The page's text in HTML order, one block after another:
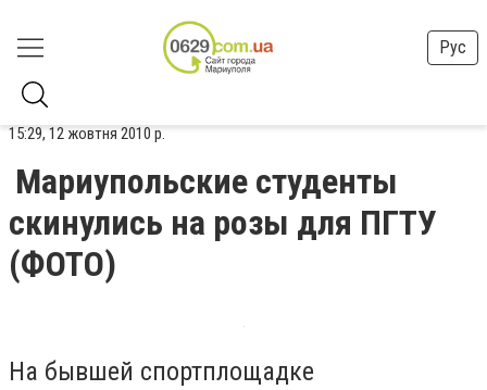
Рус
15:29, 12 жовтня 2010 р.
Мариупольские студенты
скинулись на розы для ПГТУ
(ФОТО)
На бывшей спортплощадке